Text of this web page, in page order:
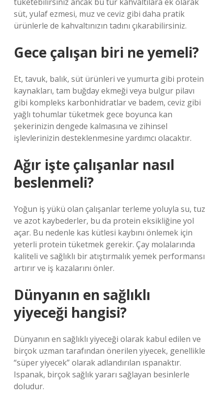
süt, yulaf ezmesi, muz ve ceviz gibi daha pratik
ürünlerle de kahvaltınızın tadını çıkarabilirsiniz.
Gece çalışan biri ne yemeli?
Et, tavuk, balık, süt ürünleri ve yumurta gibi protein
kaynakları, tam buğday ekmeği veya bulgur pilavı
gibi kompleks karbonhidratlar ve badem, ceviz gibi
yağlı tohumlar tüketmek gece boyunca kan
şekerinizin dengede kalmasına ve zihinsel
işlevlerinizin desteklenmesine yardımcı olacaktır.
Ağır işte çalışanlar nasıl
beslenmeli?
Yoğun iş yükü olan çalışanlar terleme yoluyla su, tuz
ve azot kaybederler, bu da protein eksikliğine yol
açar. Bu nedenle kas kütlesi kaybını önlemek için
yeterli protein tüketmek gerekir. Çay molalarında
kaliteli ve sağlıklı bir atıştırmalık yemek performansı
artırır ve iş kazalarını önler.
Dünyanın en sağlıklı
yiyeceği hangisi?
Dünyanın en sağlıklı yiyeceği olarak kabul edilen ve
birçok uzman tarafından önerilen yiyecek, genellikle
“süper yiyecek” olarak adlandırılan ıspanaktır.
Ispanak, birçok sağlık yararı sağlayan besinlerle
doludur.